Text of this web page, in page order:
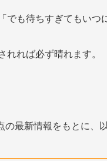
でも待ちすぎてもいつ
れれば必ず晴れます。
最新情報をもとに、